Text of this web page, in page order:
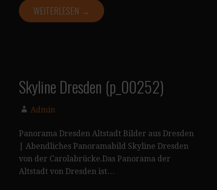
WEITERLESEN →
Skyline Dresden (p_00252)
Admin
Panorama Dresden Altstadt Bilder aus Dresden
| Abendliches Panoramabild Skyline Dresden
von der Carolabrücke.Das Panorama der
Altstadt von Dresden ist…